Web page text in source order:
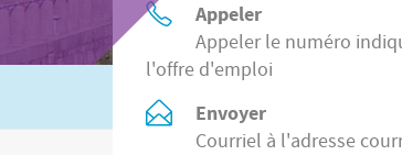
Ou recherchez 2.200 postes
Appeler
Appeler le numéro
l'offre d'emploi
Envoyer
Courriel à l'adresse